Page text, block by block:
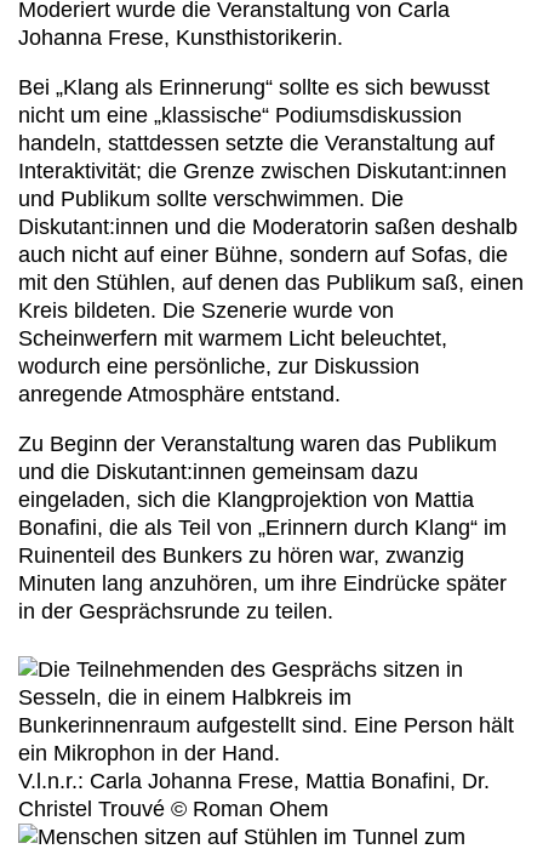
Moderiert wurde die Veranstaltung von Carla
Johanna Frese, Kunsthistorikerin.
Bei „Klang als Erinnerung“ sollte es sich bewusst
nicht um eine „klassische“ Podiumsdiskussion
handeln, stattdessen setzte die Veranstaltung auf
Interaktivität; die Grenze zwischen Diskutant:innen
und Publikum sollte verschwimmen. Die
Diskutant:innen und die Moderatorin saßen deshalb
auch nicht auf einer Bühne, sondern auf Sofas, die
mit den Stühlen, auf denen das Publikum saß, einen
Kreis bildeten. Die Szenerie wurde von
Scheinwerfern mit warmem Licht beleuchtet,
wodurch eine persönliche, zur Diskussion
anregende Atmosphäre entstand.
Zu Beginn der Veranstaltung waren das Publikum
und die Diskutant:innen gemeinsam dazu
eingeladen, sich die Klangprojektion von Mattia
Bonafini, die als Teil von „Erinnern durch Klang“ im
Ruinenteil des Bunkers zu hören war, zwanzig
Minuten lang anzuhören, um ihre Eindrücke später
in der Gesprächsrunde zu teilen.
V.l.n.r.: Carla Johanna Frese, Mattia Bonafini, Dr.
Christel Trouvé © Roman Ohem